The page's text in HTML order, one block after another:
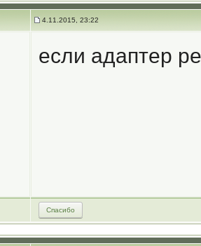
4.11.2015, 23:22
если адаптер
Спасибо